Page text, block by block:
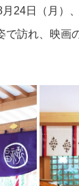
24日（月）
訪れ、映画